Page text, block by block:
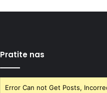
Pratite nas
Error Can not Get Posts,